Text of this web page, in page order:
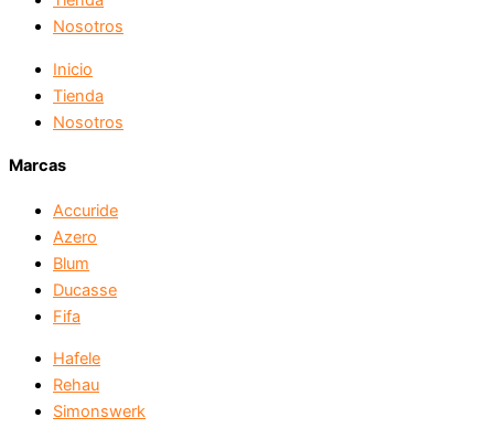
Nosotros
Inicio
Tienda
Nosotros
Marcas
Accuride
Azero
Blum
Ducasse
Fifa
Hafele
Rehau
Simonswerk